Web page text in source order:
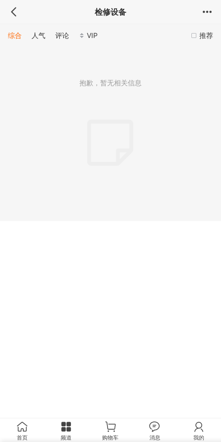
检修设备
推荐
综合 人气 评论 VIP
抱歉，暂无相关信息
首页 频道 购物车 消息 我的